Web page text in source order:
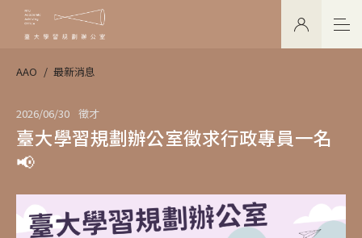
AAO 最新消息
2026/06/30 徵才
臺大學習規劃辦公室徵求行政專員一名
📢